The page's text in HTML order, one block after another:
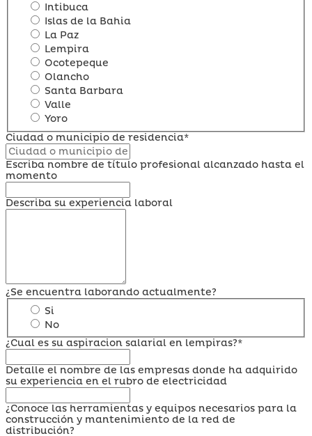
Intibuca
Islas de la Bahia
La Paz
Lempira
Ocotepeque
Olancho
Santa Barbara
Valle
Yoro
Ciudad o municipio de residencia*
Escriba nombre de título profesional alcanzado hasta el
momento
Describa su experiencia laboral
¿Se encuentra laborando actualmente?
Si
No
¿Cual es su aspiracion salarial en lempiras?*
Detalle el nombre de las empresas donde ha adquirido
su experiencia en el rubro de electricidad
¿Conoce las herramientas y equipos necesarios para la
construcción y mantenimiento de la red de
distribución?